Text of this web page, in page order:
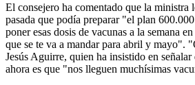
El consejero ha comentado que la ministra
pasada que podía preparar "el plan
poner esas dosis de vacunas a la semana
que se te va a mandar para abril y mayo".
Jesús Aguirre, quien ha insistido en
ahora es que "nos lleguen muchísimas